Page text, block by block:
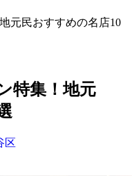
元民おすすめの名店10
特集！地元
区